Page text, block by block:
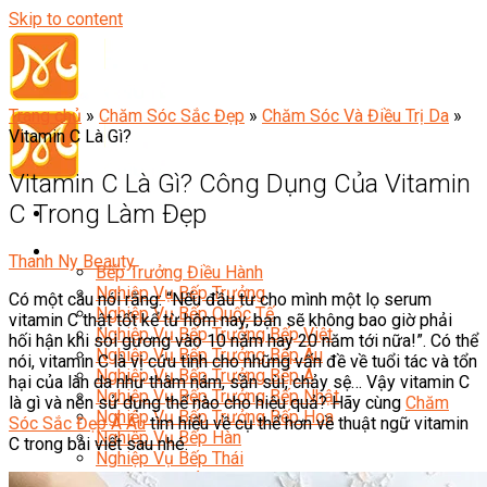
Skip to content
Đầu Bếp
Bếp Trưởng Điều Hành
Nghiệp Vụ Bếp Trưởng
Nghiệp Vụ Bếp Quốc Tế
Nghiệp Vụ Bếp Trưởng Bếp Việt
Nghiệp Vụ Bếp Trưởng Bếp Âu
Nghiệp Vụ Bếp Trưởng Bếp Á
Nghiệp Vụ Bếp Trưởng Bếp Nhật
Nghiệp Vụ Bếp Trưởng Bếp Hoa
Nghiệp Vụ Bếp Hàn
Nghiệp Vụ Bếp Thái
Nghiệp Vụ Bếp Chay
Trang chủ » Chăm Sóc Sắc Đẹp » Chăm Sóc Và Điều Trị Da »
Vitamin C Là Gì?
Vitamin C Là Gì? Công Dụng Của Vitamin
C Trong Làm Đẹp
Thanh Ny Beauty
Có một câu nói rằng: “Nếu đầu tư cho mình một lọ serum
vitamin C thật tốt kể từ hôm nay, bạn sẽ không bao giờ phải
hối hận khi soi gương vào 10 năm hay 20 năm tới nữa!”. Có thể
nói, vitamin C là vị cứu tinh cho những vấn đề về tuổi tác và tổn
hại của làn da như thâm nám, sần sùi, chảy sệ… Vậy vitamin C
là gì và nên sử dụng thế nào cho hiệu quả? Hãy cùng Chăm
Sóc Sắc Đẹp Á Âutìm hiểu về cụ thể hơn về thuật ngữ vitamin
C trong bài viết sau nhé.